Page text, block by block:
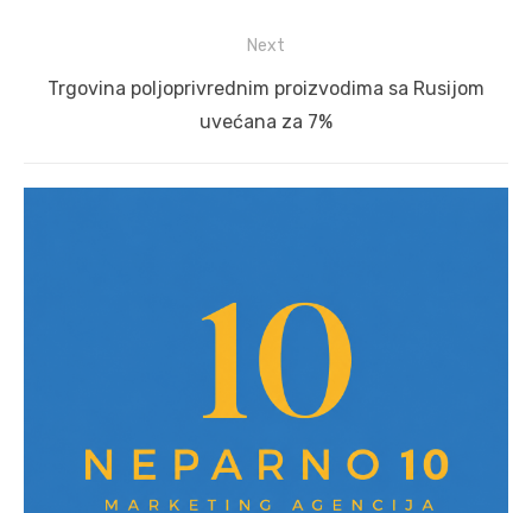
Next
Next
Trgovina poljoprivrednim proizvodima sa Rusijom
uvećana za 7%